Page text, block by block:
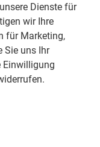
Dienste für
wir Ihre
für Marketing,
Sie uns Ihr
Einwilligung